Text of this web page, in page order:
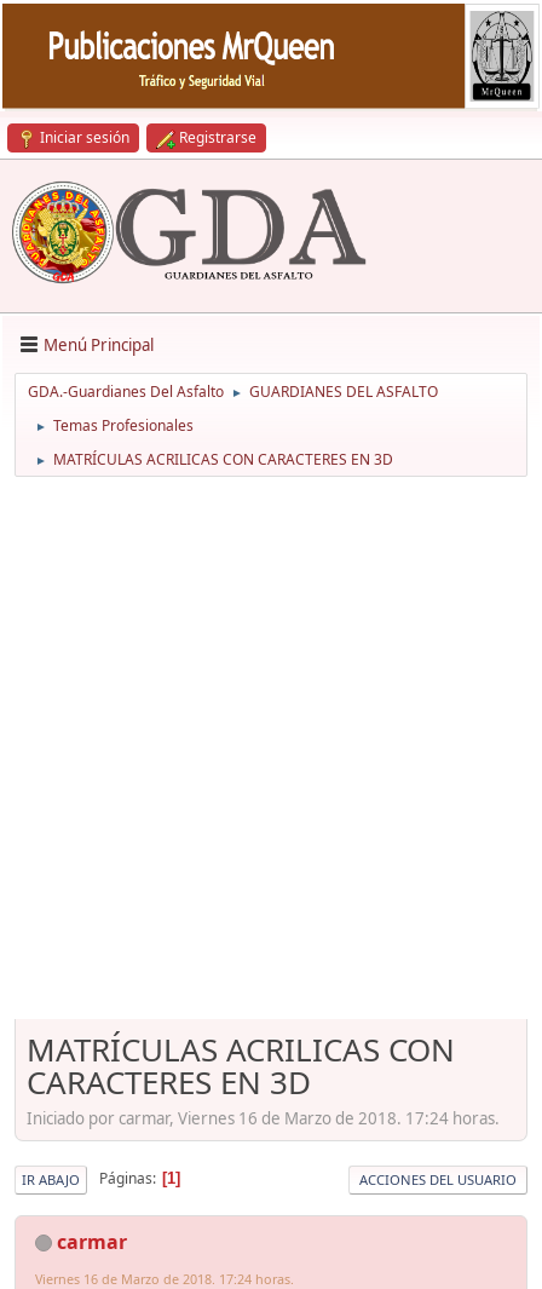
Iniciar sesión Registrarse
Menú Principal
GDA.-Guardianes Del Asfalto ► GUARDIANES DEL ASFALTO
► Temas Profesionales
► MATRÍCULAS ACRILICAS CON CARACTERES EN 3D
MATRÍCULAS ACRILICAS CON
CARACTERES EN 3D
Iniciado por carmar, Viernes 16 de Marzo de 2018. 17:24 horas.
IR ABAJO Páginas 1 ACCIONES DEL USUARIO
carmar
Viernes 16 de Marzo de 2018. 17:24 horas.